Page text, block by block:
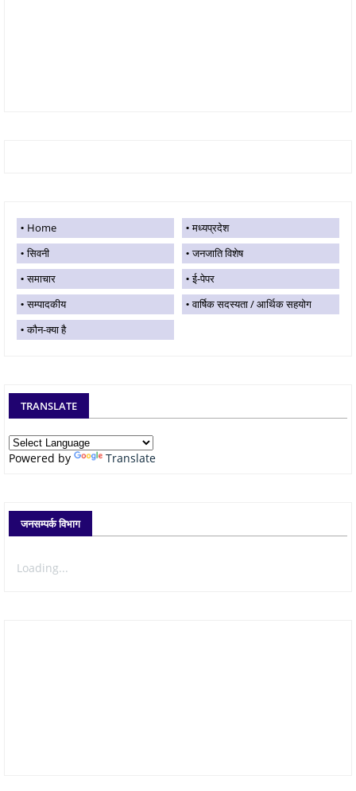
Home
मध्यप्रदेश
सिवनी
जनजाति विशेष
समाचार
ई-पेपर
सम्पादकीय
वार्षिक सदस्यता / आर्थिक सहयोग
कौन-क्या है
TRANSLATE
Powered by Translate
जनसम्पर्क विभाग
Loading...